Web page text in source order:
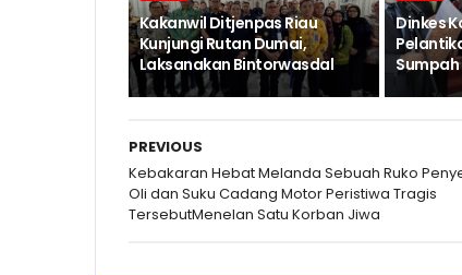
Kakanwil Ditjenpas Riau
Kunjungi Rutan Dumai,
Laksanakan Bintorwasdal
Dinkes
PREVIOUS
Kebakaran Hebat Melanda Sebuah Ruko
Oli dan Suku Cadang Motor Peristiwa Tragis
TersebutMenelan Satu Korban Jiwa